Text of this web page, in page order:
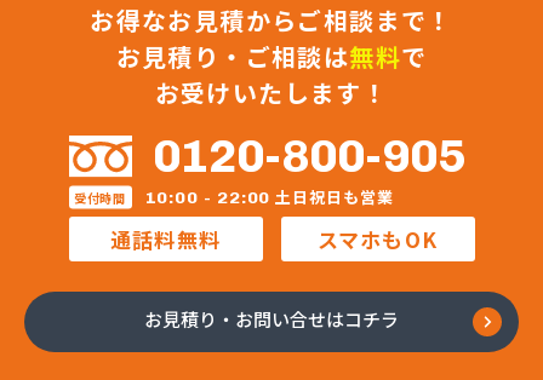
株式会社バンノ
株式会社フジプロ
株式会社フジプロ刈谷営業所
株式会社ホームガス東海
株式会社ホームガス東海 楽田ショップ
株式会社マルエイ名古屋支店
株式会社マルコー
株式会社マルハチ
株式会社マルマン
株式会社ヤマアキ
株式会社よしや商店
お得なお見積からご相談まで！
お見積り・ご相談は無料で
お受けいたします！
0120-800-905
受付時間 10:00 - 22:00 土日祝日も営業
通話料無料 スマホもOK
お見積り・お問い合せはコチラ